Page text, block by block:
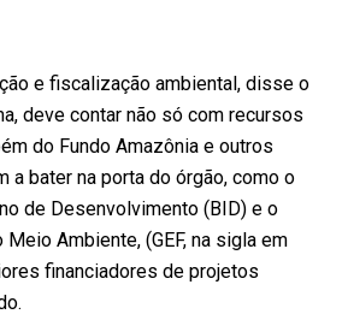
e fiscalização ambiental, disse o
deve contar não só com recursos
do Fundo Amazônia e outros
a bater na porta do órgão, como o
de Desenvolvimento (BID) e o
Meio Ambiente, (GEF, na sigla em
financiadores de projetos